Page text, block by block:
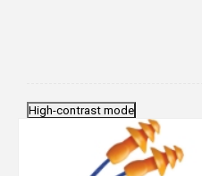
High-contrast mode